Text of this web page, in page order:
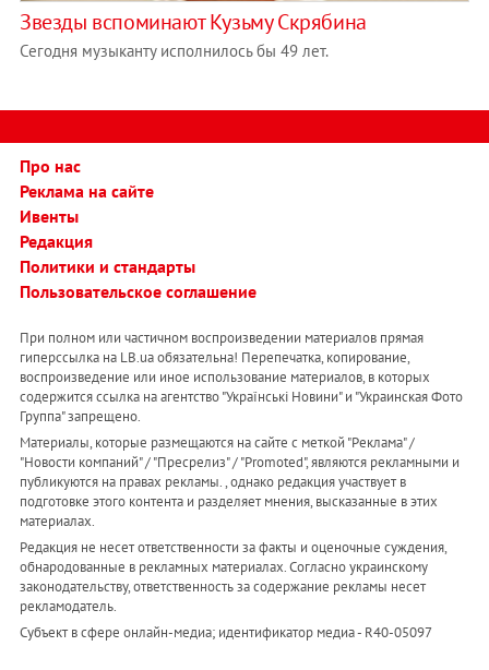
Звезды вспоминают Кузьму Скрябина
Сегодня музыканту исполнилось бы 49 лет.
Про нас
Реклама на сайте
Ивенты
Редакция
Политики и стандарты
Пользовательское соглашение
При полном или частичном воспроизведении материалов прямая
гиперссылка на LB.ua обязательна! Перепечатка, копирование,
воспроизведение или иное использование материалов, в которых
содержится ссылка на агентство "Українськi Новини" и "Украинская Фото
Группа" запрещено.
Материалы, которые размещаются на сайте с меткой "Реклама" /
"Новости компаний" / "Пресрелиз" / "Promoted", являются рекламными и
публикуются на правах рекламы. , однако редакция участвует в
подготовке этого контента и разделяет мнения, высказанные в этих
материалах.
Редакция не несет ответственности за факты и оценочные суждения,
обнародованные в рекламных материалах. Согласно украинскому
законодательству, ответственность за содержание рекламы несет
рекламодатель.
Субъект в сфере онлайн-медиа; идентификатор медиа - R40-05097